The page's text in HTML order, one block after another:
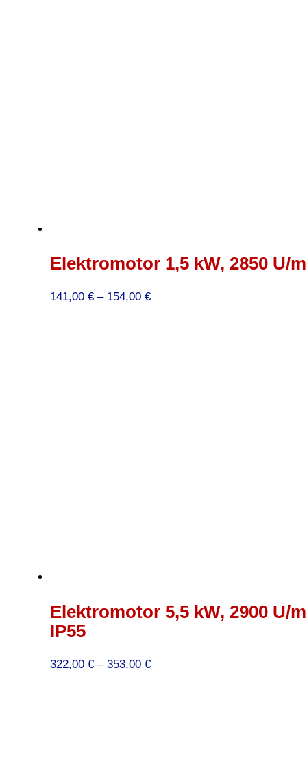
Elektromotor 1,5 kW, 2850 U/
141,00 € – 154,00 €Preisspanne:
Elektromotor 5,5 kW, 2900 U/
IP55
322,00 € – 353,00 €Preisspanne: